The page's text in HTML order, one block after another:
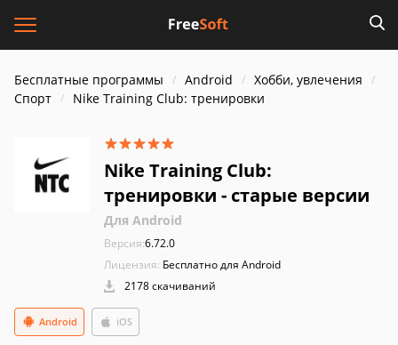
Бесплатные программы Android
Хобби, увлечения
Спорт
Nike Training Club: тренировки
Nike Training Club:
тренировки - старые версии
Для Android
Версия:6.72.0
Лицензия: Бесплатно для Android
2178 скачиваний
Android iOS